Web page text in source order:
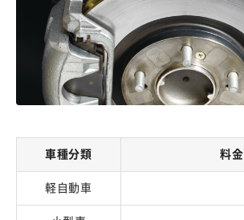
車種分類 料金
軽自動車